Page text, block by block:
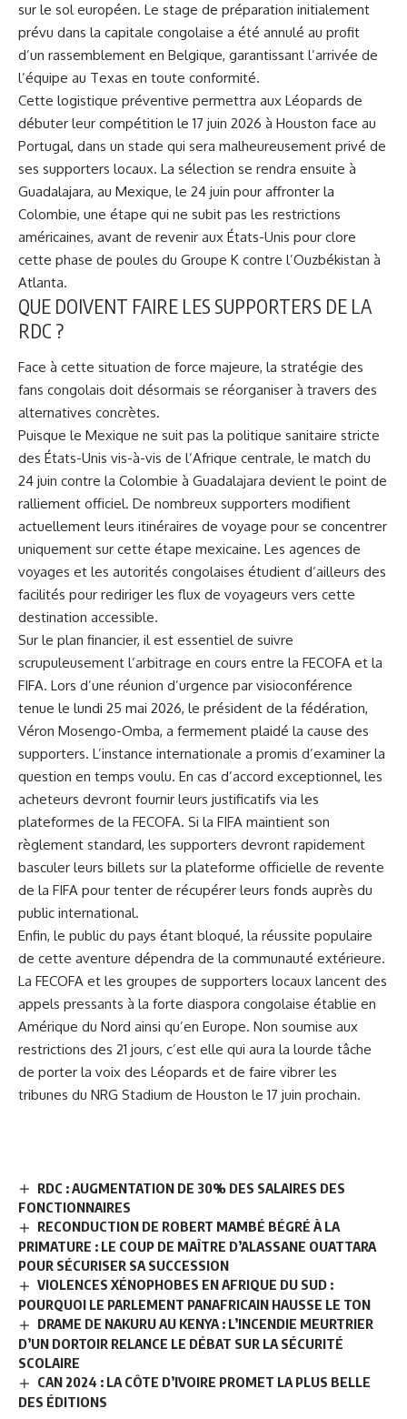
sur le sol européen. Le stage de préparation initialement
prévu dans la capitale congolaise a été annulé au profit
d’un rassemblement en Belgique, garantissant l’arrivée de
l’équipe au Texas en toute conformité.
Cette logistique préventive permettra aux Léopards de
débuter leur compétition le 17 juin 2026 à Houston face au
Portugal, dans un stade qui sera malheureusement privé de
ses supporters locaux. La sélection se rendra ensuite à
Guadalajara, au Mexique, le 24 juin pour affronter la
Colombie, une étape qui ne subit pas les restrictions
américaines, avant de revenir aux États-Unis pour clore
cette phase de poules du Groupe K contre l’Ouzbékistan à
Atlanta.
QUE DOIVENT FAIRE LES SUPPORTERS DE LA
RDC ?
Face à cette situation de force majeure, la stratégie des
fans congolais doit désormais se réorganiser à travers des
alternatives concrètes.
Puisque le Mexique ne suit pas la politique sanitaire stricte
des États-Unis vis-à-vis de l’Afrique centrale, le match du
24 juin contre la Colombie à Guadalajara devient le point de
ralliement officiel. De nombreux supporters modifient
actuellement leurs itinéraires de voyage pour se concentrer
uniquement sur cette étape mexicaine. Les agences de
voyages et les autorités congolaises étudient d’ailleurs des
facilités pour rediriger les flux de voyageurs vers cette
destination accessible.
Sur le plan financier, il est essentiel de suivre
scrupuleusement l’arbitrage en cours entre la FECOFA et la
FIFA. Lors d’une réunion d’urgence par visioconférence
tenue le lundi 25 mai 2026, le président de la fédération,
Véron Mosengo-Omba, a fermement plaidé la cause des
supporters. L’instance internationale a promis d’examiner la
question en temps voulu. En cas d’accord exceptionnel, les
acheteurs devront fournir leurs justificatifs via les
plateformes de la FECOFA. Si la FIFA maintient son
règlement standard, les supporters devront rapidement
basculer leurs billets sur la plateforme officielle de revente
de la FIFA pour tenter de récupérer leurs fonds auprès du
public international.
Enfin, le public du pays étant bloqué, la réussite populaire
de cette aventure dépendra de la communauté extérieure.
La FECOFA et les groupes de supporters locaux lancent des
appels pressants à la forte diaspora congolaise établie en
Amérique du Nord ainsi qu’en Europe. Non soumise aux
restrictions des 21 jours, c’est elle qui aura la lourde tâche
de porter la voix des Léopards et de faire vibrer les
tribunes du NRG Stadium de Houston le 17 juin prochain.
RDC : AUGMENTATION DE 30% DES SALAIRES DES
FONCTIONNAIRES
RECONDUCTION DE ROBERT MAMBÉ BÉGRÉ À LA
PRIMATURE : LE COUP DE MAÎTRE D’ALASSANE OUATTARA
POUR SÉCURISER SA SUCCESSION
VIOLENCES XÉNOPHOBES EN AFRIQUE DU SUD :
POURQUOI LE PARLEMENT PANAFRICAIN HAUSSE LE TON
DRAME DE NAKURU AU KENYA : L’INCENDIE MEURTRIER
D’UN DORTOIR RELANCE LE DÉBAT SUR LA SÉCURITÉ
SCOLAIRE
CAN 2024 : LA CÔTE D’IVOIRE PROMET LA PLUS BELLE
DES ÉDITIONS